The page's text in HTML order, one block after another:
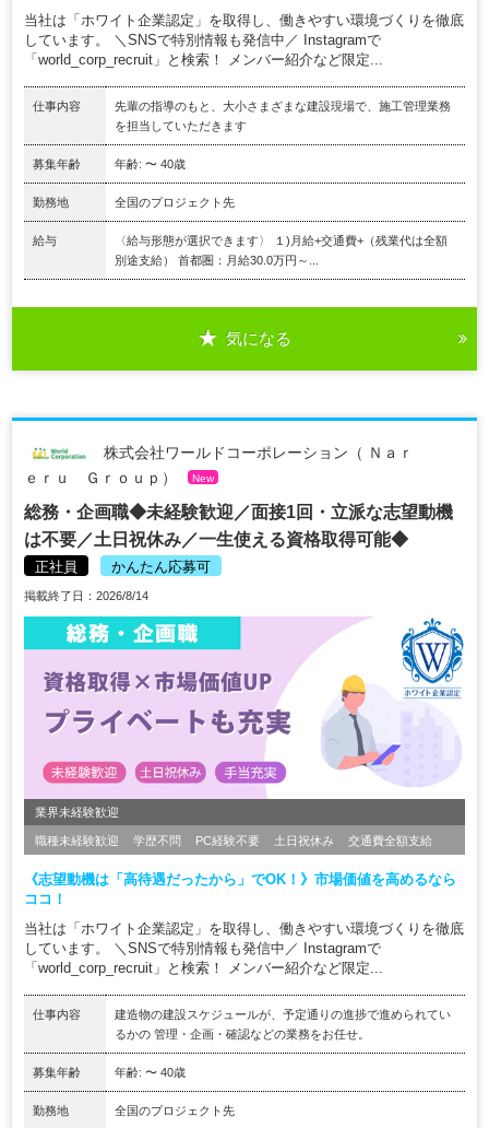
当社は「ホワイト企業認定」を取得し、働きやすい環境づくりを徹底
しています。 ＼SNSで特別情報も発信中／ Instagramで
「world_corp_recruit」と検索！ メンバー紹介など限定...
仕事内容
先輩の指導のもと、大小さまざまな建設現場で、施工管理業務
を担当していただきます
募集年齢 年齢: 〜 40歳
勤務地 全国のプロジェクト先
給与
〈給与形態が選択できます〉 １)月給+交通費+（残業代は全額
別途支給） 首都圏：月給30.0万円～...
気になる
株式会社ワールドコーポレーション（ Ｎａｒ
ｅｒｕ Ｇｒｏｕｐ）
New
総務・企画職◆未経験歓迎／面接1回・立派な志望動機
は不要／土日祝休み／一生使える資格取得可能◆
正社員 かんたん応募可
掲載終了日：2026/8/14
業界未経験歓迎
職種未経験歓迎 学歴不問 PC経験不要 土日祝休み 交通費全額支給
《志望動機は「高待遇だったから」でOK！》市場価値を高めるなら
ココ！
当社は「ホワイト企業認定」を取得し、働きやすい環境づくりを徹底
しています。 ＼SNSで特別情報も発信中／ Instagramで
「world_corp_recruit」と検索！ メンバー紹介など限定...
仕事内容
建造物の建設スケジュールが、予定通りの進捗で進められてい
るかの 管理・企画・確認などの業務をお任せ。
募集年齢 年齢: 〜 40歳
勤務地 全国のプロジェクト先